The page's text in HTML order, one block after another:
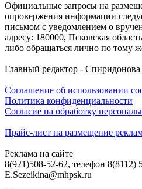
Официальные запросы на
опровержения информации
письмом с уведомлением о
адресу: 180000, Псковская
либо обращаться лично по тому
Главный редактор -
Соглашение об использовании
Политика конфиденциальности
Согласие на обработку
Прайс-лист на размещение
Реклама на сайте
8(921)508-52-62, телефон 8(8112)
E.Sezeikina@mhpsk.ru